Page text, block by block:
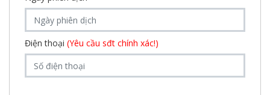
Điện thoại (Yêu cầu sđt chính xác!)